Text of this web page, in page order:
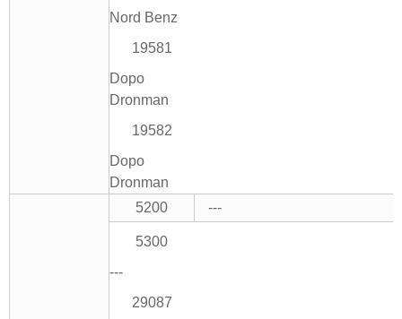
Nord Benz
19581
Dopo
Dronman
19582
Dopo
Dronman
5200 ---
5300
---
29087